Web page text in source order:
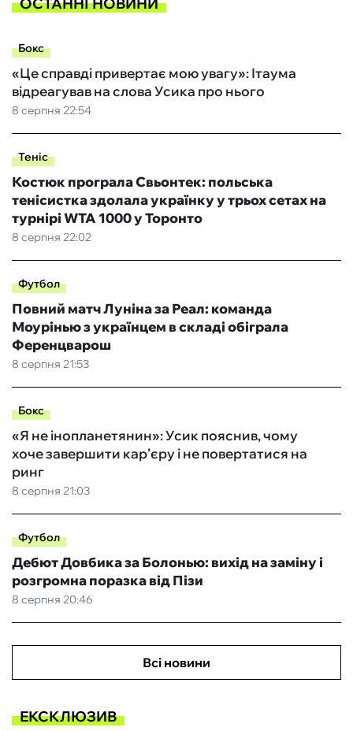
Бокс
8 серпня 22:54
«Це справді привертає мою увагу»: Ітаума
відреагував на слова Усика про нього
Теніс
8 серпня 22:02
Костюк програла Свьонтек: польська
тенісистка здолала українку у трьох сетах на
турнірі WTA 1000 у Торонто
Футбол
8 серпня 21:53
Повний матч Луніна за Реал: команда
Моурінью з українцем в складі обіграла
Ференцварош
Бокс
8 серпня 21:03
«Я не інопланетянин»: Усик пояснив, чому
хоче завершити кар’єру і не повертатися на
ринг
Футбол
8 серпня 20:46
Дебют Довбика за Болонью: вихід на заміну і
розгромна поразка від Пізи
Всі новини
ЕКСКЛЮЗИВ